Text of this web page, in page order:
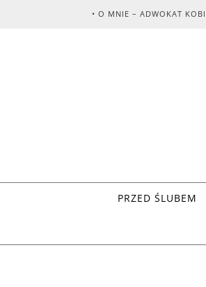
• O MNIE – ADWOKAT
PRZED ŚLUBEM